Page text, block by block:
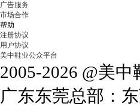
广告服务
市场合作
帮助
注册协议
用户协议
美中鞋业公众平台
2005-2026 @美
广东东莞总部：